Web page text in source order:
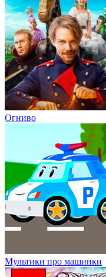
Огниво
Мультики про машинки